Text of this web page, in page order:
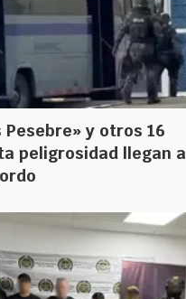
Pesebre» y otros 16
peligrosidad llegan a